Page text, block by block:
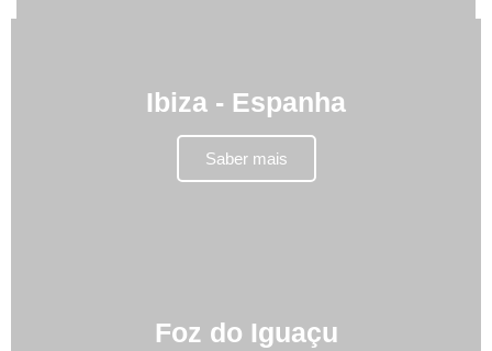
Ibiza - Espanha
Saber mais
Foz do Iguaçu